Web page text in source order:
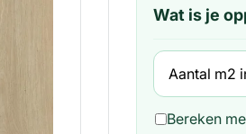
Wat is je
Bereken